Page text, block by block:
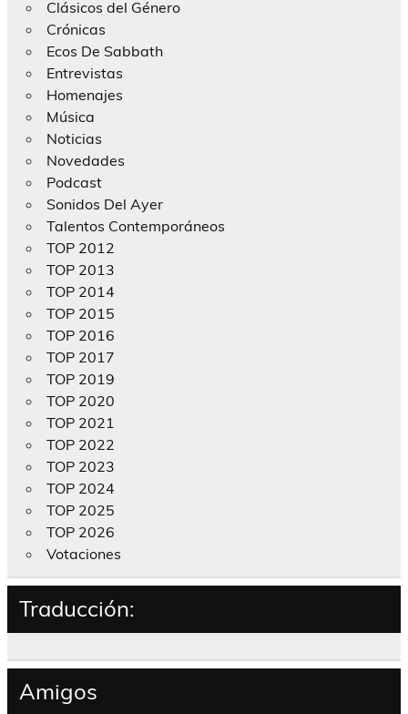
Clásicos del Género
Crónicas
Ecos De Sabbath
Entrevistas
Homenajes
Música
Noticias
Novedades
Podcast
Sonidos Del Ayer
Talentos Contemporáneos
TOP 2012
TOP 2013
TOP 2014
TOP 2015
TOP 2016
TOP 2017
TOP 2019
TOP 2020
TOP 2021
TOP 2022
TOP 2023
TOP 2024
TOP 2025
TOP 2026
Votaciones
Traducción:
Amigos